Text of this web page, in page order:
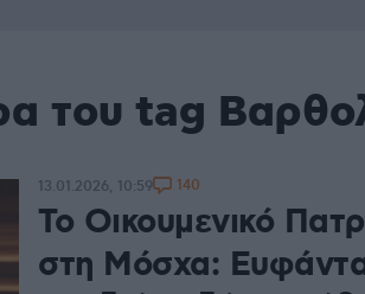
του tag
Το Οικουμενικό
στη Μόσχα:
13.01.2026, 10:59 140